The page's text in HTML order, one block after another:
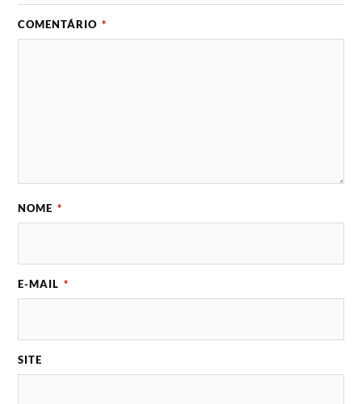
COMENTÁRIO *
NOME *
E-MAIL *
SITE